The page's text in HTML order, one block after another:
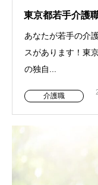
東京都若手介護
あなたが若手の介
スがあります！東
の独自...
介護職